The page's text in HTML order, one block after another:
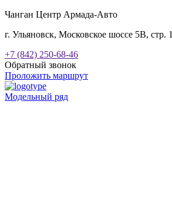
Чанган Центр Армада-Авто
г. Ульяновск, Московское шоссе 5В, стр. 1
+7 (842) 250-68-46
Обратный звонок
Проложить маршрут
Модельный ряд